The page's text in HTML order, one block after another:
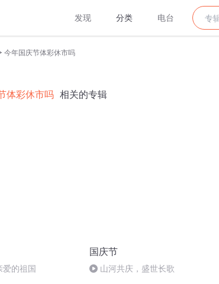
发现 分类 电台
今年国庆节体彩休市吗
体彩休市吗 相关的专辑
爱的祖国
国庆节
山河共庆，盛世长歌